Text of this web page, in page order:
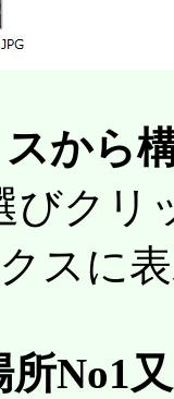
から
びク
スに
所No1